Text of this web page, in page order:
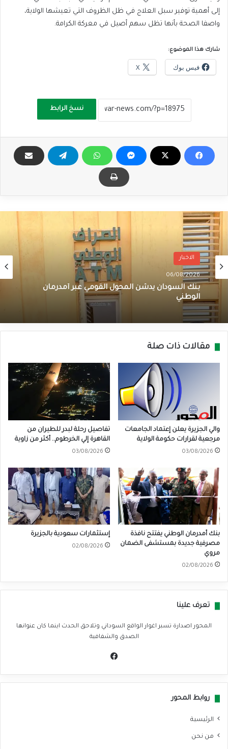
إلى أهمية توفير سبل العلاج في ظل الظروف التي تعيشها الولاية،
واصفا الصحة بأنها تظل سهم أصيل في معركة الكرامة.
شارك هذا الموضوع:
فيس بوك X
نسخ الرابط
الاخبار
06/08/2026
بنك السودان يدشن المحول القومي عبر أمدرمان
الوطني
مقالات ذات صلة
والي الجزيرة يعلن إعتماد الجامعات
مرجعية لقرارات حكومة الولاية
03/08/2026
تفاصيل رحلة لبدر للطيران من
القاهرة إلي الخرطوم.. أكثر من زاوية
03/08/2026
بنك أمدرمان الوطني يفتتح نافذة
مصرفية جديدة بمستشفى الضمان
مروي
02/08/2026
إستثمارات سعودية بالجزيرة
02/08/2026
تعرف علينا
المحور اصدارة تسبر اغوار الواقع السوداني وتلاحق الحدث اينما كان عنوانها
الصدق والشفافية
روابط المحور
الرئيسية
من نحن